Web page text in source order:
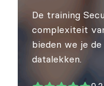
De training
complexiteit
bieden we je
datalekken.